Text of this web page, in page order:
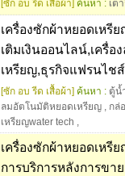
[ซัก อบ รีด เสื้อผ้า] ค้นหา : เต
เครื่องซักผ้าหยอดเหรี
เติมเงินออนไลน์,เครื่
เหรียญ,ธุรกิจแฟรนไช
[ซัก อบ รีด เสื้อผ้า] ค้นหา : ตู้น้
ลมอัตโนมัติหยอดเหรียญ , กล่
เหรียญwater tech ,
เครื่องซักผ้าหยอดเหรี
การบริการหลังการข